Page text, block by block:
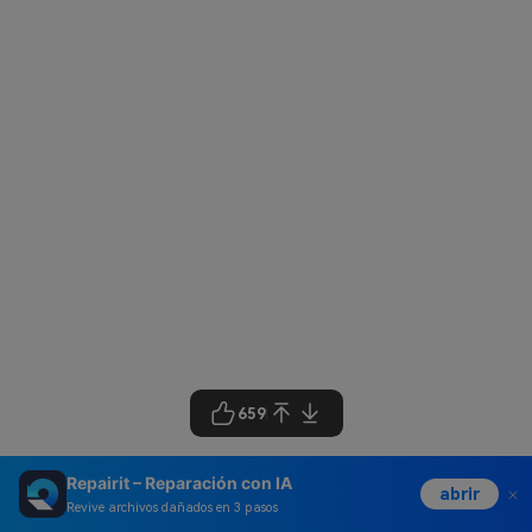
Repairit – Reparación con IA
Revive archivos dañados en 3 pasos
abrir
659